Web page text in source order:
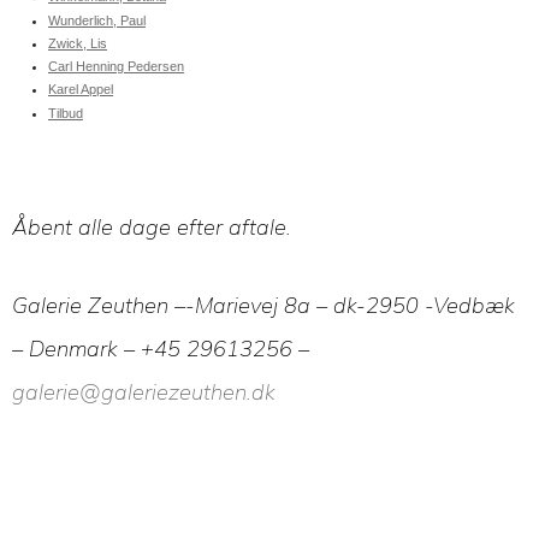
Wunderlich, Paul
Zwick, Lis
Carl Henning Pedersen
Karel Appel
Tilbud
Åbent alle dage efter aftale.
Galerie Zeuthen –-Marievej 8a – dk-2950 -Vedbæk
– Denmark – +45 29613256 –
galerie@galeriezeuthen.dk